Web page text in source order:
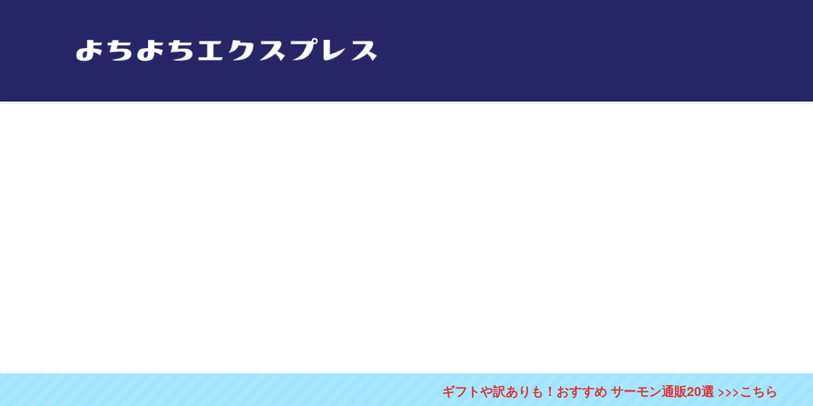
ギフトや訳ありも！おすすめ サーモン通販20選 >>>こちら